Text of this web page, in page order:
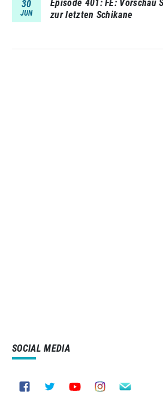
30
JUN
Episode 401 FE: Vorschau
zur letzten Schikane
SOCIAL MEDIA